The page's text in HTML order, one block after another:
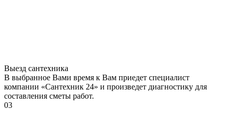
Выезд сантехника
В выбранное Вами время к Вам приедет специалист
компании «Сантехник 24» и произведет диагностику для
составления сметы работ.
03